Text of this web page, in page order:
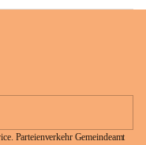
Parteienverkehr Gemeindeamt